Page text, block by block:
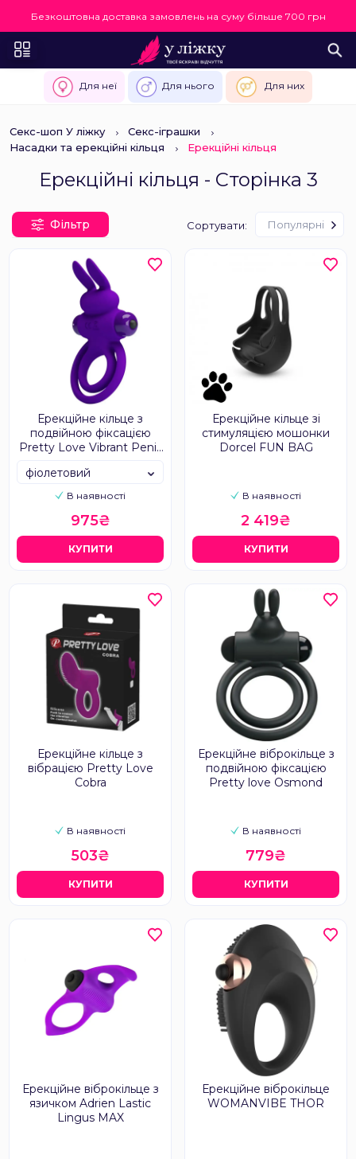
Безкоштовна доставка замовлень на суму більше 700 грн
Для неї Для нього Для них
Секс-шоп У ліжку
Секс-іграшки
Насадки та ерекційні кільця
Ерекційні кільця
Ерекційні кільця - Сторінка 3
Фільтр Сортувати: Популярні
Ерекційне кільце з
подвійною фіксацією
Pretty Love Vibrant Penis
В наявності
фіолетовий
975₴
КУПИТИ
Ерекційне кільце зі
стимуляцією мошонки
Dorcel FUN BAG
В наявності
2 419₴
КУПИТИ
Ерекційне кільце з
вібрацією Pretty Love
Cobra
В наявності
503₴
КУПИТИ
Ерекційне віброкільце з
подвійною фіксацією
Pretty love Osmond
В наявності
779₴
КУПИТИ
Ерекційне віброкільце з
язичком Adrien Lastic
Lingus MAX
Ерекційне віброкільце
WOMANVIBE THOR